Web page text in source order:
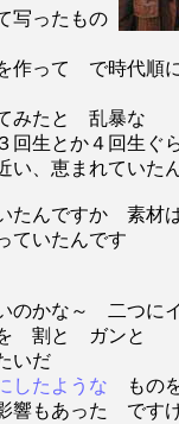
写ったもの
作って で時代順
みたと 乱暴な
回生とか４回生ぐ
い、恵まれていた
たんですか 素材
ていたんです
のかな～ 二つに
を 割と ガンと
いだ
したような もの
響もあった です